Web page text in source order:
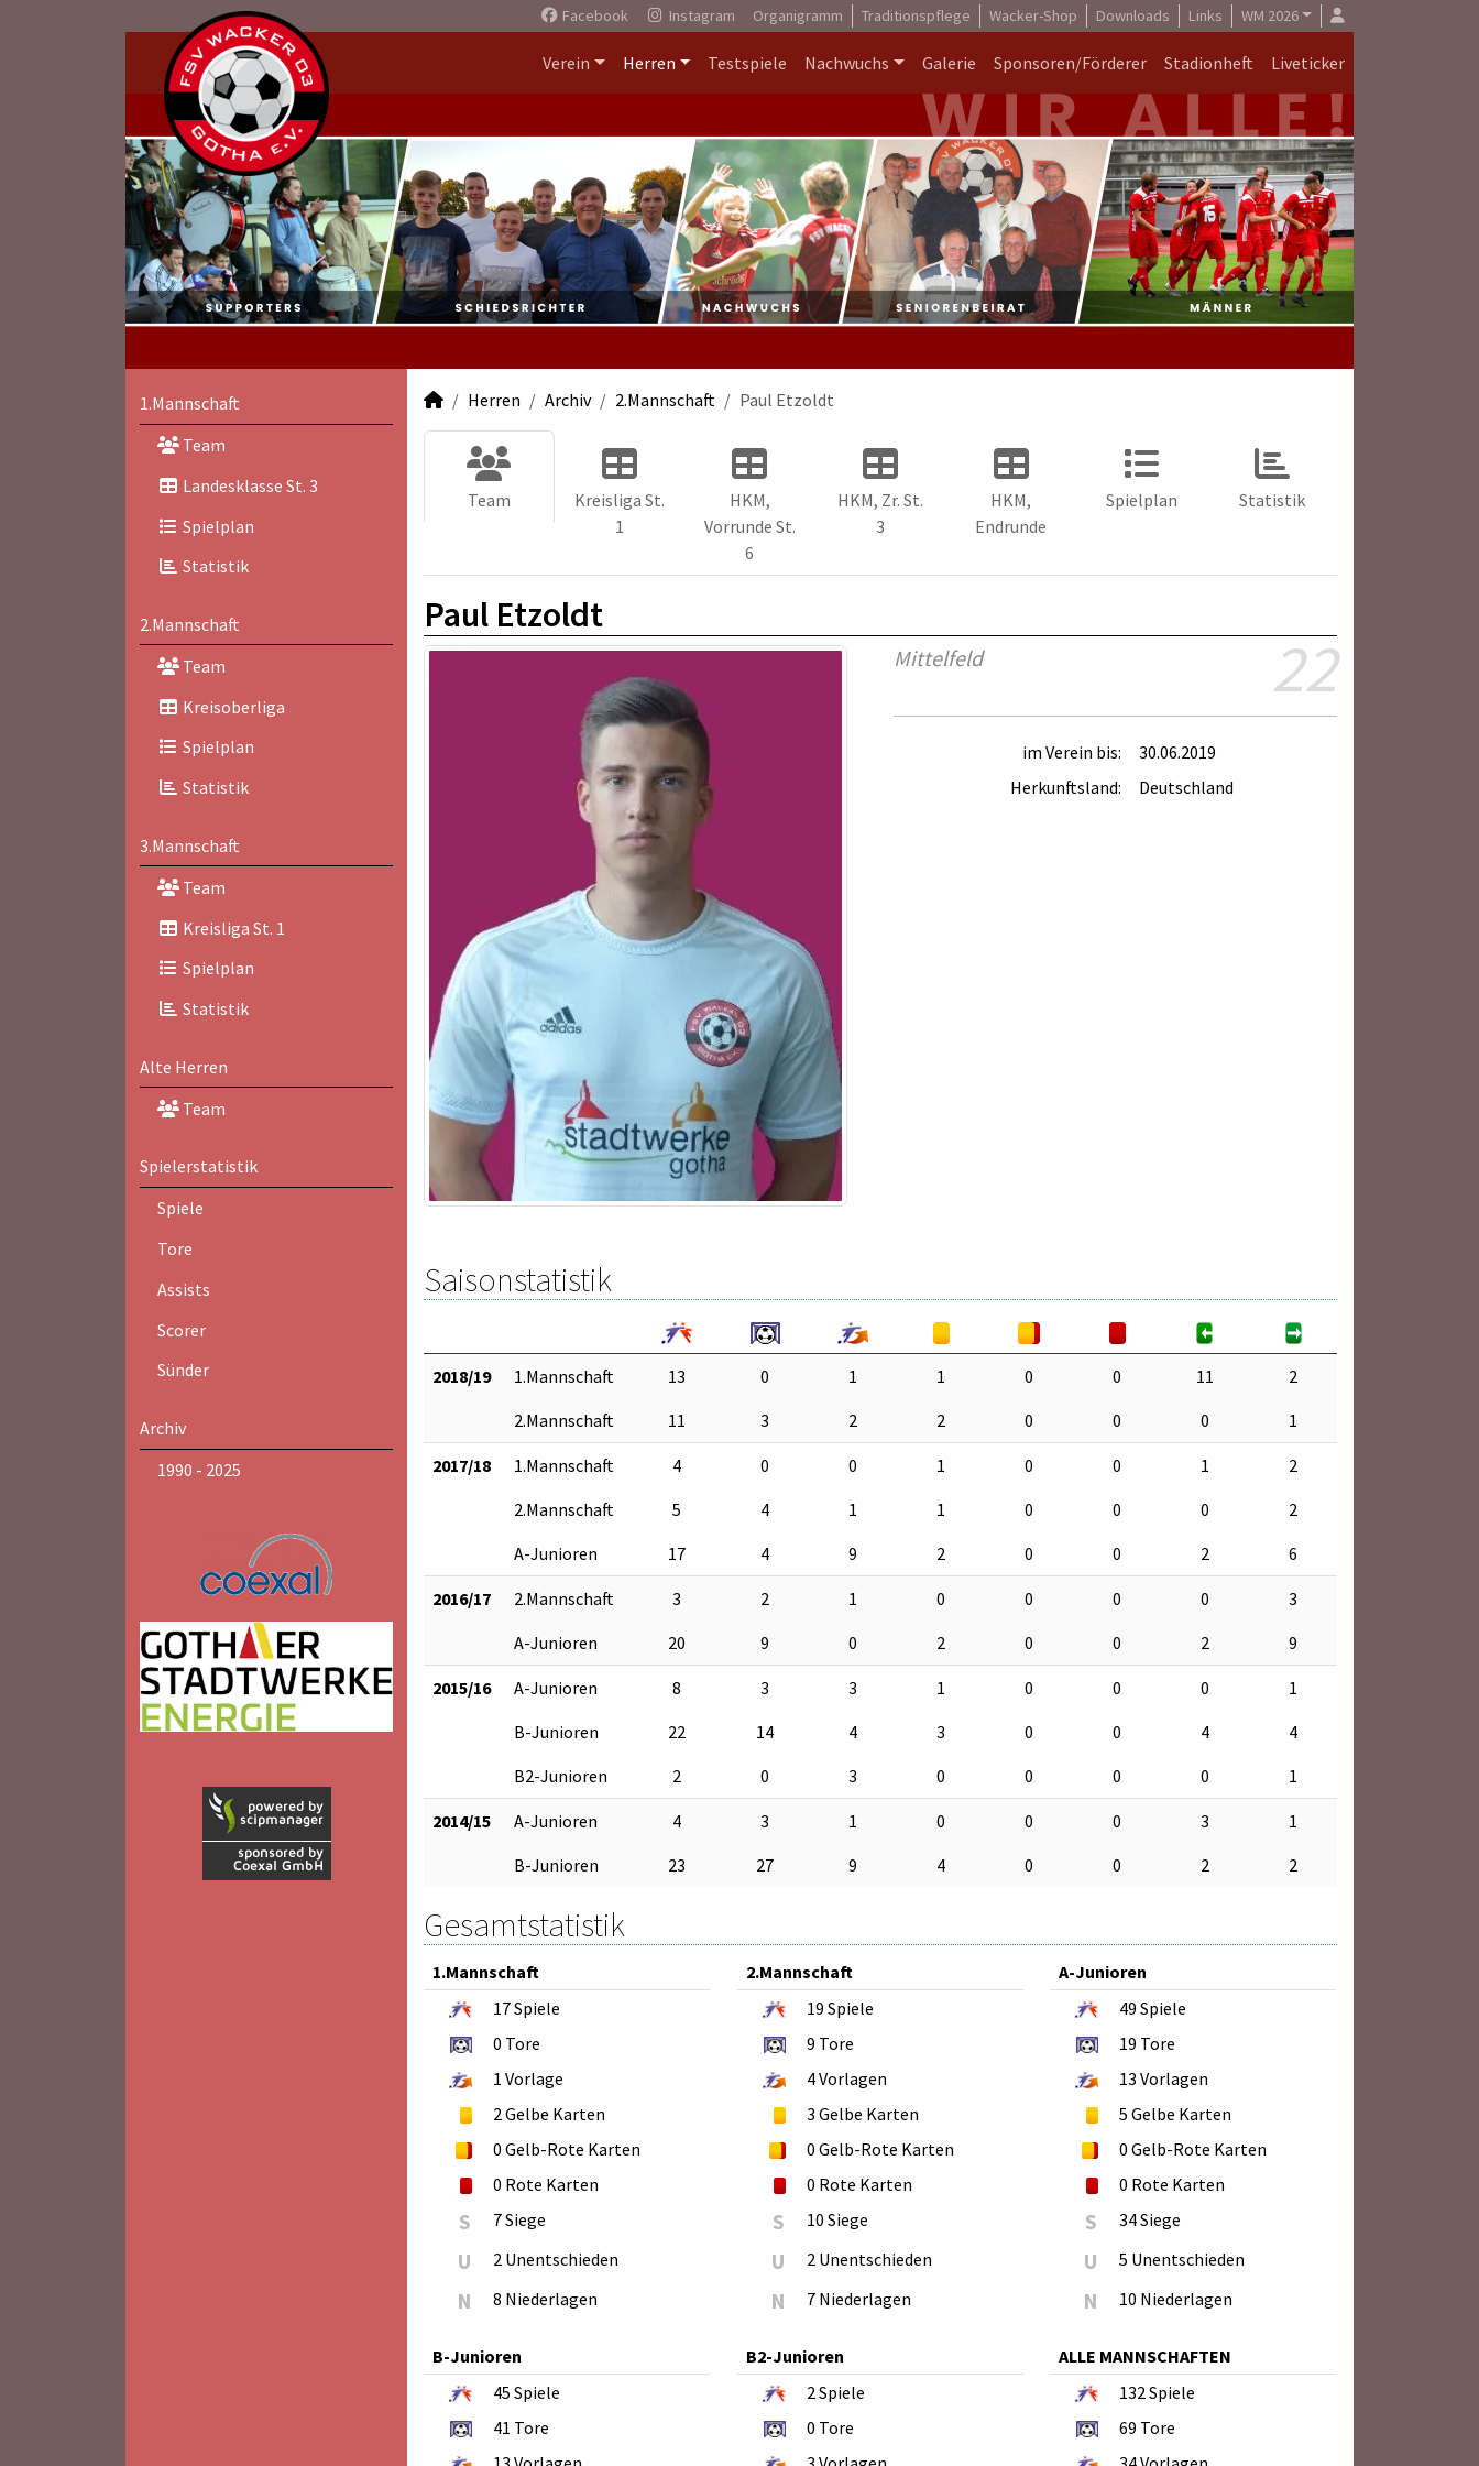
Facebook Instagram Organigramm Traditionspflege Wacker-Shop Downloads Links WM 2026
Verein Herren Testspiele Nachwuchs Galerie Sponsoren/Förderer Stadionheft Liveticker
1.Mannschaft
Team
Landesklasse St. 3
Spielplan
Statistik
2.Mannschaft
Team
Kreisoberliga
Spielplan
Statistik
3.Mannschaft
Team
Kreisliga St. 1
Spielplan
Statistik
Alte Herren
Team
Spielerstatistik
Spiele
Tore
Assists
Scorer
Sünder
Archiv
1990 - 2025
Herren Archiv 2.Mannschaft Paul Etzoldt
Team
Kreisliga St.
1
HKM,
Vorrunde St.
6
HKM, Zr. St.
3
HKM,
Endrunde
Spielplan Statistik
Paul Etzoldt
22
Mittelfeld
im Verein bis:
30.06.2019
Herkunftsland:
Deutschland
Saisonstatistik
2018/19 1.Mannschaft 13 0 1 1 0 0 11
2
2.Mannschaft
11 3 2 2 0 0 0 1
2017/18 1.Mannschaft 4 0 0 1 0 0 1
2
2.Mannschaft
5 4 1 1 0 0 0
2
A-Junioren
17 4 9 2 0 0 2 6
2016/17 2.Mannschaft 3 2 1 0 0 0 0
3
A-Junioren
20 9 0 2 0 0 2 9
2015/16 A-Junioren 8 3 3 1 0 0 0
1
B-Junioren
22 14 4 3 0 0 4
4
B2-Junioren
2 0 3 0 0 0 0 1
2014/15 A-Junioren 4 3 1 0 0 0 3
1
B-Junioren
23 27 9 4 0 0 2 2
Gesamtstatistik
1.Mannschaft
17Spiele
0 Tore
1 Vorlage
2Gelbe Karten
0 Gelb-Rote Karten
0 Rote Karten
S 7 Siege
U 2 Unentschieden
N 8 Niederlagen
2.Mannschaft
19 Spiele
9 Tore
4Vorlagen
3 Gelbe Karten
0 Gelb-Rote Karten
0 Rote Karten
S 10 Siege
U 2 Unentschieden
N 7 Niederlagen
A-Junioren
49 Spiele
19 Tore
13 Vorlagen
5 Gelbe Karten
0 Gelb-Rote Karten
0 Rote Karten
S 34 Siege
U 5 Unentschieden
N 10 Niederlagen
B-Junioren
45 Spiele
41 Tore
B2-Junioren
2Spiele
0 Tore
ALLE MANNSCHAFTEN
132Spiele
69 Tore